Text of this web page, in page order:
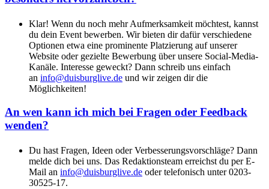
Klar! Wenn du noch mehr Aufmerksamkeit möchtest, kannst
du dein Event bewerben. Wir bieten dir dafür verschiedene
Optionen etwa eine prominente Platzierung auf unserer
Website oder gezielte Bewerbung über unsere Social-Media-
Kanäle. Interesse geweckt? Dann schreib uns einfach
an info@duisburglive.de und wir zeigen dir die
Möglichkeiten!
An wen kann ich mich bei Fragen oder Feedback
wenden?
Du hast Fragen, Ideen oder Verbesserungsvorschläge? Dann
melde dich bei uns. Das Redaktionsteam erreichst du per E-
Mail an info@duisburglive.de oder telefonisch unter 0203-
30525-17.